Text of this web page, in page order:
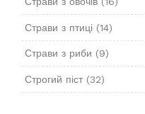
Страви з птиці (14)
Страви з риби (9)
Строгий піст(32)